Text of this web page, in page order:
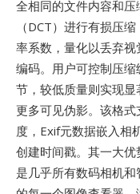
全相同的文件内容和压
（DCT）进行有损压
率系数，量化以丢弃
编码。用户可控制压
节，较低质量则实现
更多可见伪影。该格
度，Exif元数据嵌入相
创建时间戳。其一大
是几乎所有数码相机